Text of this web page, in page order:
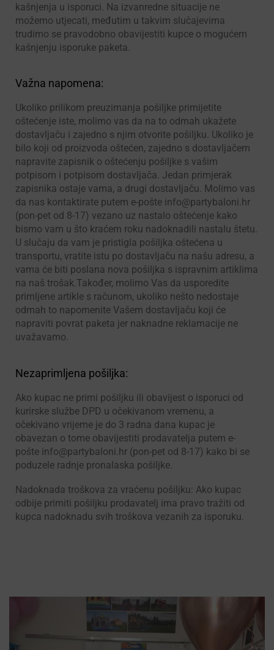
kašnjenja u isporuci. Na izvanredne situacije ne
možemo utjecati, međutim u takvim slučajevima
trudimo se pravodobno obavijestiti kupce o mogućem
kašnjenju isporuke paketa.
Važna napomena:
Ukoliko prilikom preuzimanja pošiljke primijetite
oštećenje iste, molimo vas da na to odmah ukažete
dostavljaču i zajedno s njim otvorite pošiljku. Ukoliko je
bilo koji od proizvoda oštećen, zajedno s dostavljačem
napravite zapisnik o oštećenju pošiljke s vašim
potpisom i potpisom dostavljača. Jedan primjerak
zapisnika ostaje vama, a drugi dostavljaču. Molimo vas
da nas kontaktirate putem e-pošte info@partybaloni.hr
(pon-pet od 8-17) vezano uz nastalo oštećenje kako
bismo vam u što kraćem roku nadoknadili nastalu štetu.
U slučaju da vam je pristigla pošiljka oštećena u
transportu, vratite istu po dostavljaču na našu adresu, a
vama će biti poslana nova pošiljka s ispravnim artiklima
na naš trošak.Također, molimo Vas da usporedite
primljene artikle s računom, ukoliko nešto nedostaje
odmah to napomenite Vašem dostavljaču koji će
napraviti povrat paketa jer naknadne reklamacije ne
uvažavamo.
Nezaprimljena pošiljka:
Ako kupac ne primi pošiljku ili obavijest o isporuci od
kurirske službe DPD u očekivanom vremenu, a
očekivano vrijeme je do 3 radna dana kupac je
obavezan o tome obavijestiti prodavatelja putem e-
pošte info@partybaloni.hr (pon-pet od 8-17) kako bi se
poduzele radnje pronalaska pošiljke.
Nadoknada troškova za vraćenu pošiljku: Ako kupac
odbije primiti pošiljku prodavatelj ima pravo tražiti od
kupca nadoknadu svih troškova vezanih za isporuku.